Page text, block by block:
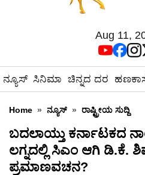
Aug 11,
ನ್ಯೂಸ್ ಸಿನಿಮಾ ಚಿನ್ನದ ದರ
Home » ನ್ಯೂಸ್ » ರಾಷ್ಟ್ರೀಯ ಸುದ್ದಿ
ಬದಲಾಯ್ತು ಕರ್ನಾಟಕದ
ಲಗ್ನದಲ್ಲಿ ಸಿಎಂ ಆಗಿ ಡಿ.ಕೆ.
ಪ್ರಮಾಣವಚನ?